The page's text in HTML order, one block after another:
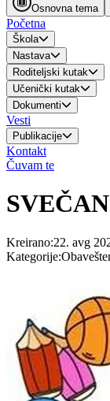
Osnovna tema
Početna
Škola
Nastava
Roditeljski kutak
Učenički kutak
Dokumenti
Vesti
Publikacije
Kontakt
Čuvam te
Kreirano:22. avg
Kategorije: